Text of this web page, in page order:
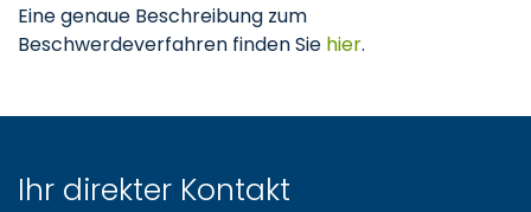
Eine genaue Beschreibung zum
Beschwerdeverfahren finden Sie hier.
Ihr direkter Kontakt